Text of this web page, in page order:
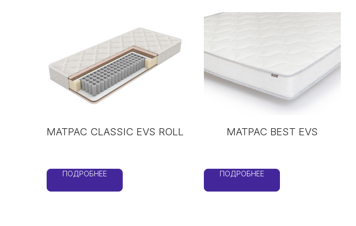
МАТРАС CLASSIC EVS ROLL
ПОДРОБНЕЕ
МАТРАС BEST EVS
ПОДРОБНЕЕ